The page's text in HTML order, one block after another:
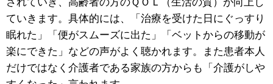
ていきます。具体的には、「治療を受けた日にぐっすり
眠れた」「便がスムーズに出た」「ベットからの移動が
楽にできた」などの声がよく聴かれます。また患者本人
だけではなく介護者である家族の方からも「介護がしや